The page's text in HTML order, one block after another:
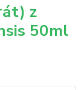
z
50ml